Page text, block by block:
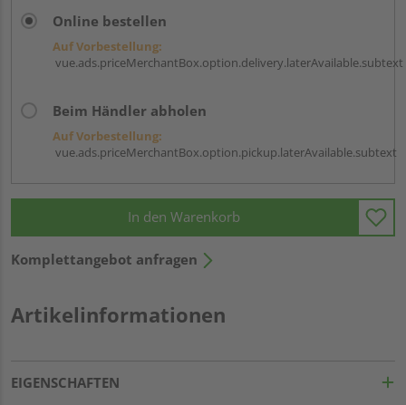
Online bestellen
Auf Vorbestellung:
vue.ads.priceMerchantBox.option.delivery.laterAvailable.subtext
Beim Händler abholen
Auf Vorbestellung:
vue.ads.priceMerchantBox.option.pickup.laterAvailable.subtext
In den Warenkorb
Komplettangebot anfragen
Artikelinformationen
EIGENSCHAFTEN